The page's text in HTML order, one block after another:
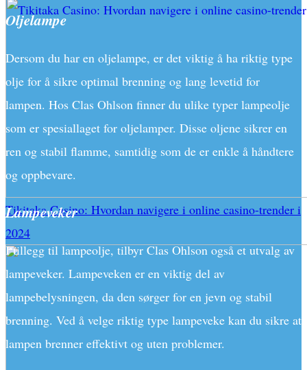
Tikitaka Casino: Hvordan navigere i online casino-trender i
2024
Oljelampe
Dersom du har en oljelampe, er det viktig å ha riktig type
olje for å sikre optimal brenning og lang levetid for
lampen. Hos Clas Ohlson finner du ulike typer lampeolje
som er spesiallaget for oljelamper. Disse oljene sikrer en
ren og stabil flamme, samtidig som de er enkle å håndtere
og oppbevare.
Lampeveker
I tillegg til lampeolje, tilbyr Clas Ohlson også et utvalg av
lampeveker. Lampeveken er en viktig del av
lampebelysningen, da den sørger for en jevn og stabil
brenning. Ved å velge riktig type lampeveke kan du sikre at
lampen brenner effektivt og uten problemer.